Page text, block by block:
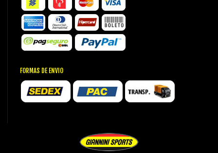
FORMAS DE ENVIO